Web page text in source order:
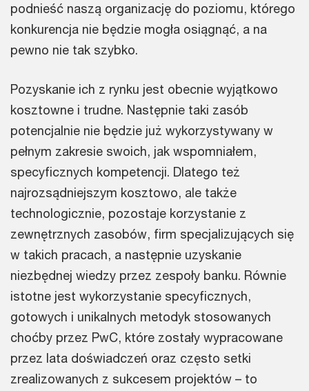
podnieść naszą organizację do poziomu, którego
konkurencja nie będzie mogła osiągnąć, a na
pewno nie tak szybko.
Pozyskanie ich z rynku jest obecnie wyjątkowo
kosztowne i trudne. Następnie taki zasób
potencjalnie nie będzie już wykorzystywany w
pełnym zakresie swoich, jak wspomniałem,
specyficznych kompetencji. Dlatego też
najrozsądniejszym kosztowo, ale także
technologicznie, pozostaje korzystanie z
zewnętrznych zasobów, firm specjalizujących się
w takich pracach, a następnie uzyskanie
niezbędnej wiedzy przez zespoły banku. Równie
istotne jest wykorzystanie specyficznych,
gotowych i unikalnych metodyk stosowanych
choćby przez PwC, które zostały wypracowane
przez lata doświadczeń oraz często setki
zrealizowanych z sukcesem projektów – to